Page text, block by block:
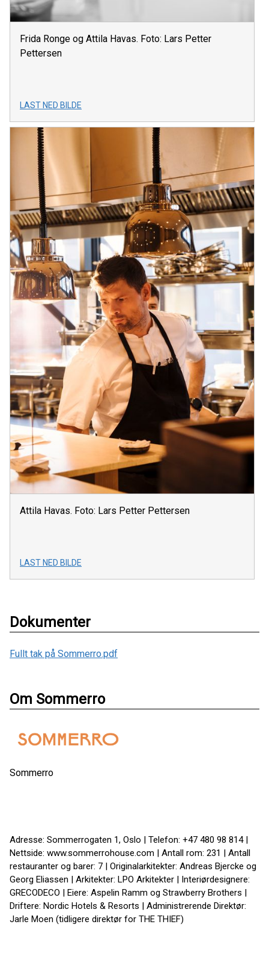
Frida Ronge og Attila Havas. Foto: Lars Petter
Pettersen
LAST NED BILDE
Attila Havas. Foto: Lars Petter Pettersen
LAST NED BILDE
Dokumenter
Fullt tak på Sommerro.pdf
Om Sommerro
Sommerro
Adresse: Sommerrogaten 1, Oslo | Telefon: +47 480 98 814 |
Nettside: www.sommerrohouse.com | Antall rom: 231 | Antall
restauranter og barer: 7 | Originalarkitekter: Andreas Bjercke og
Georg Eliassen | Arkitekter: LPO Arkitekter | Interiørdesignere:
GRECODECO | Eiere: Aspelin Ramm og Strawberry Brothers |
Driftere: Nordic Hotels & Resorts | Administrerende Direktør:
Jarle Moen (tidligere direktør for THE THIEF)